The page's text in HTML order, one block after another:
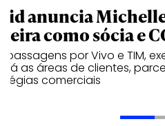
anuncia
como sócia e
passagens por Vivo e TIM,
as áreas de clientes,
comerciais